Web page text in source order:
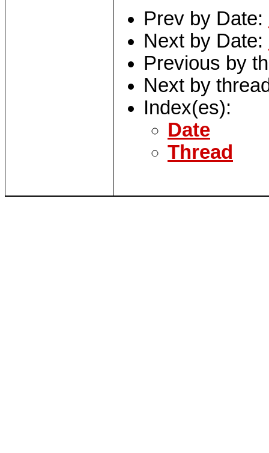
Prev by Date:
Next by Date:
Previous by
Next by
Index(es):
Date
Thread